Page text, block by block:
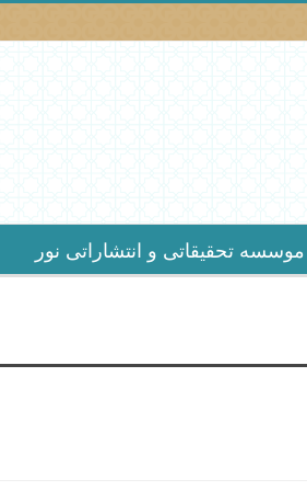
موسسه تحقیقاتى و انتشاراتى نور